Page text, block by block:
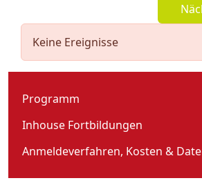
Keine Ereignisse
Programm
Inhouse Fortbildungen
Anmeldeverfahren, Kosten &